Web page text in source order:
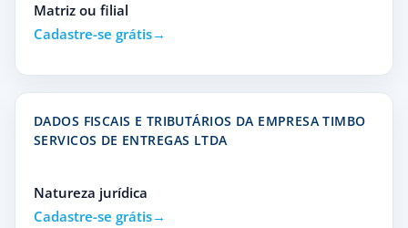
Matriz ou filial
Cadastre-se grátis
DADOS FISCAIS E TRIBUTÁRIOS DA EMPRESA TIMBO
SERVICOS DE ENTREGAS LTDA
Natureza jurídica
Cadastre-se grátis